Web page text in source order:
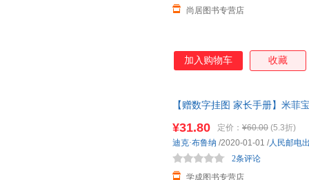
尚居图书专营店
加入购物车 收藏
【赠数字挂图 家长手册】米菲
幼启蒙！数学绘本！15册精美
¥31.80 定价： ¥60.00 (5.3折)
学成图书专营店
2条评论
迪克·布鲁纳 /2020-01-01 /人民邮电